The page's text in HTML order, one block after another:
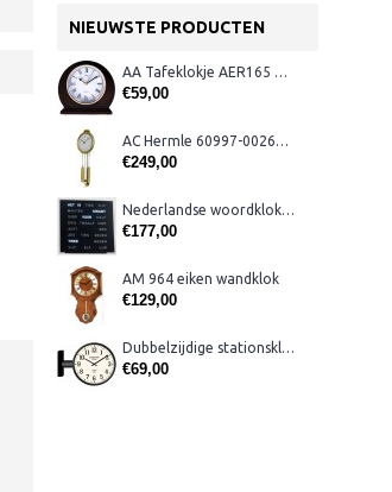
NIEUWSTE PRODUCTEN
AA Tafeklokje AER165 noten
€59,00
AC Hermle 60997-00261 wandklok
€249,00
Nederlandse woordklok zwart AMS 1265
€177,00
AM 964 eiken wandklok
€129,00
Dubbelzijdige stationsklok metaal 1879
€69,00